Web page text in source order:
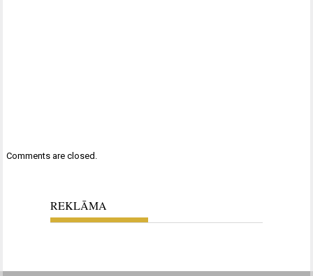
Comments are closed.
REKLĀMA